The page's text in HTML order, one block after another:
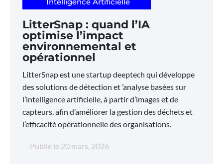
Intelligence Artificielle
LitterSnap : quand l’IA
optimise l’impact
environnemental et
opérationnel
LitterSnap est une startup deeptech qui développe
des solutions de détection et ’analyse basées sur
l’intelligence artificielle, à partir d’images et de
capteurs, afin d’améliorer la gestion des déchets et
l’efficacité opérationnelle des organisations.
Publié le 20 mars, 2026